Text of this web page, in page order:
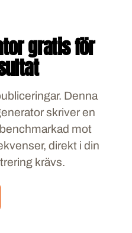
gratis för
Denna
skriver en
mot
direkt i din
krävs.